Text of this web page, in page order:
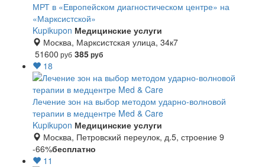
МРТ в «Европейском диагностическом центре» на
«Марксистской»
Kupikupon Медицинские услуги
Москва, Марксистская улица, 34к7
51600 руб 385руб
18
Лечение зон на выбор методом ударно-волновой
терапии в медцентре Med & Care
Kupikupon Медицинские услуги
Москва, Петровский переулок, д.5, строение 9
-66%бесплатно
11